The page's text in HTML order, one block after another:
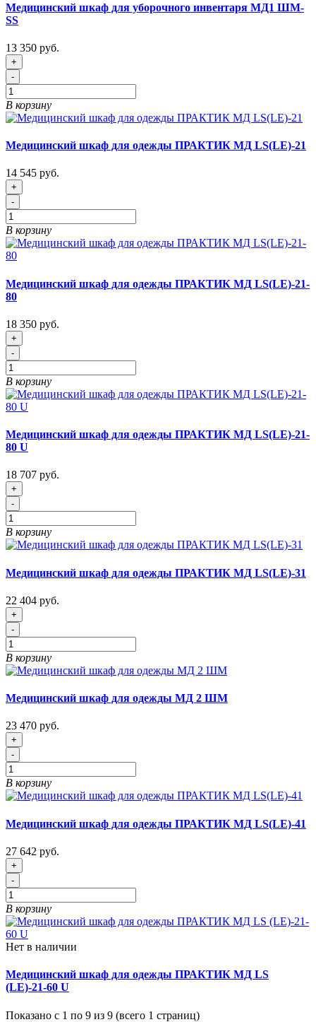
Медицинский шкаф для уборочного инвентаря МД1 ШМ-
SS
13 350 руб.
+
-
В корзину
Медицинский шкаф для одежды ПРАКТИК МД LS(LE)-21
14 545 руб.
+
-
В корзину
Медицинский шкаф для одежды ПРАКТИК МД LS(LE)-21-
80
18 350 руб.
+
-
В корзину
Медицинский шкаф для одежды ПРАКТИК МД LS(LE)-21-
80 U
18 707 руб.
+
-
В корзину
Медицинский шкаф для одежды ПРАКТИК МД LS(LE)-31
22 404 руб.
+
-
В корзину
Медицинский шкаф для одежды МД 2 ШМ
23 470 руб.
+
-
В корзину
Медицинский шкаф для одежды ПРАКТИК МД LS(LE)-41
27 642 руб.
+
-
В корзину
Нет в наличии
Медицинский шкаф для одежды ПРАКТИК МД LS
(LE)-21-60 U
Показано с 1 по 9 из 9 (всего 1 страниц)